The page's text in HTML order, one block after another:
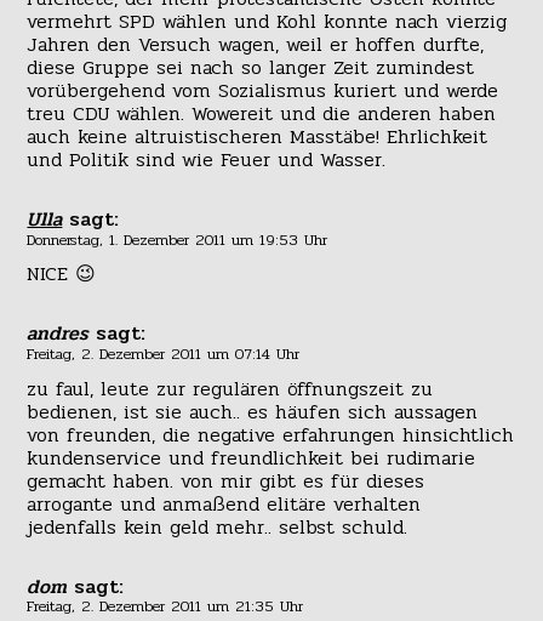
vermehrt SPD wählen und Kohl konnte nach vierzig
Jahren den Versuch wagen, weil er hoffen durfte,
diese Gruppe sei nach so langer Zeit zumindest
vorübergehend vom Sozialismus kuriert und werde
treu CDU wählen. Wowereit und die anderen haben
auch keine altruistischeren Masstäbe! Ehrlichkeit
und Politik sind wie Feuer und Wasser.
Ulla sagt:
Donnerstag, 1. Dezember 2011 um 19:53 Uhr
NICE 😉
andres sagt:
Freitag, 2. Dezember 2011 um 07:14 Uhr
zu faul, leute zur regulären öffnungszeit zu
bedienen, ist sie auch.. es häufen sich aussagen
von freunden, die negative erfahrungen hinsichtlich
kundenservice und freundlichkeit bei rudimarie
gemacht haben. von mir gibt es für dieses
arrogante und anmaßend elitäre verhalten
jedenfalls kein geld mehr.. selbst schuld.
dom sagt:
Freitag, 2. Dezember 2011 um 21:35 Uhr